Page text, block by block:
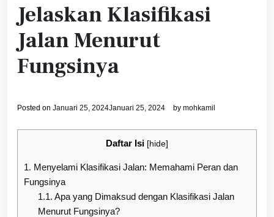
Jelaskan Klasifikasi
Jalan Menurut
Fungsinya
Posted on Januari 25, 2024Januari 25, 2024 by mohkamil
Daftar Isi [hide]
1. Menyelami Klasifikasi Jalan: Memahami Peran dan
Fungsinya
1.1. Apa yang Dimaksud dengan Klasifikasi Jalan
Menurut Fungsinya?